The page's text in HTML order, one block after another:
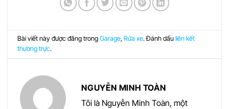
Bài viết này được đăng trongGarage,Rửa xe. Đánh dấuliên kết
thường trực.
NGUYỄN MINH TOÀN
Tôi là Nguyễn Minh Toàn, một